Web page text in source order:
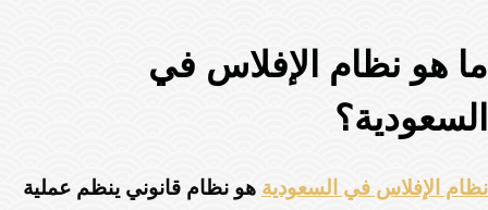
ما هو نظام الإفلاس في
السعودية؟
نظام الإفلاس في السعودية هو نظام قانوني ينظم عملية